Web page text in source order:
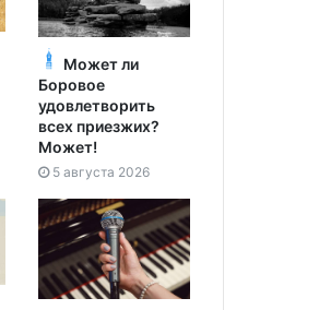
Может ли
Боровое
удовлетворить
всех приезжих?
Может!
5 августа 2026